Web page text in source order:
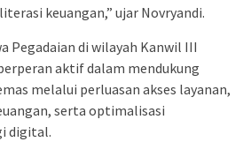
keuangan,” ujar Novryandi.
Pegadaian di wilayah Kanwil III
aktif dalam mendukung
melalui perluasan akses layanan,
serta optimalisasi
digital.